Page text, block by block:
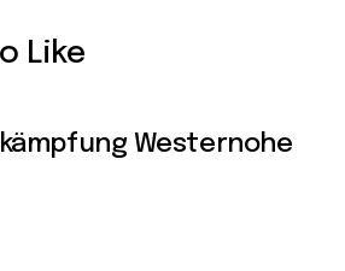
Like
Westernohe